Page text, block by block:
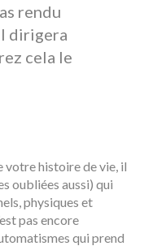
rendu
dirigera
cela le
votre histoire de vie, il
oubliées aussi) qui
physiques et
pas encore
qui prend